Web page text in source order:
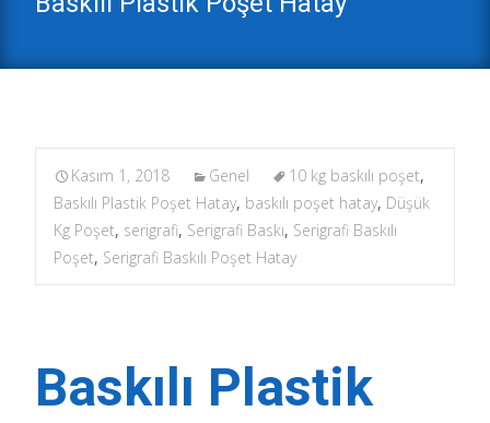
Kasım 1, 2018 Genel 10 kg baskılı poşet,
Baskılı Plastik Poşet Hatay, baskılı poşet hatay, Düşük
Kg Poşet, serigrafi, Serigrafi Baskı, Serigrafi Baskılı
Poşet, Serigrafi Baskılı Poşet Hatay
Baskılı Plastik